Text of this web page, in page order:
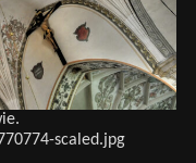
scaled.jpg